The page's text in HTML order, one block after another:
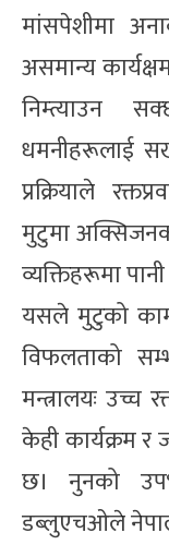
मांसपेशीमा
असमान्य
निम्त्याउन
धमनीहरूलाई
प्रक्रियाले
मुटुमा
व्यक्तिहरूमा
यसले मुटुको
विफलताको
मन्त्रालयः उच्च
केही कार्यक्रम
छ। नुनको
डब्लुएचओले